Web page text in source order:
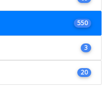
550
3
20